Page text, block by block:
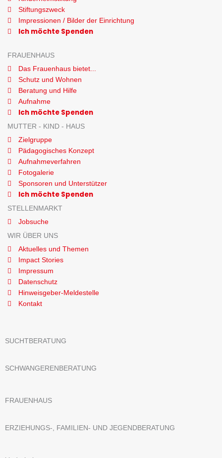
Stiftungszweck
Impressionen / Bilder der Einrichtung
Ich möchte Spenden
FRAUENHAUS
Das Frauenhaus bietet...
Schutz und Wohnen
Beratung und Hilfe
Aufnahme
Ich möchte Spenden
MUTTER - KIND - HAUS
Zielgruppe
Pädagogisches Konzept
Aufnahmeverfahren
Fotogalerie
Sponsoren und Unterstützer
Ich möchte Spenden
STELLENMARKT
Jobsuche
WIR ÜBER UNS
Aktuelles und Themen
Impact Stories
Impressum
Datenschutz
Hinweisgeber-Meldestelle
Kontakt
SUCHTBERATUNG
SCHWANGERENBERATUNG
FRAUENHAUS
ERZIEHUNGS-, FAMILIEN- UND JEGENDBERATUNG